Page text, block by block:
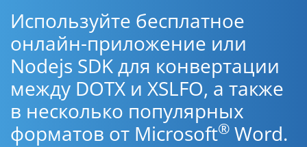
Используйте бесплатное
онлайн-приложение или
Nodejs SDK для конвертации
между DOTX и XSLFO, а также
в несколько популярных
форматов от Microsoft® Word.